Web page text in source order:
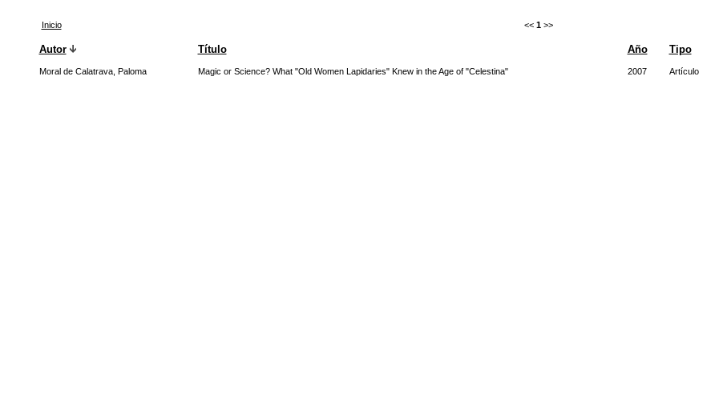
Inicio << 1 >>
Autor Título Año Tipo
Moral de Calatrava, Paloma Magic or Science? What "Old Women Lapidaries" Knew in the Age of "Celestina" 2007 Artículo